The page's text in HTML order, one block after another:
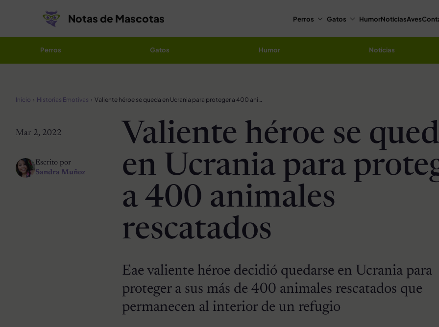
Notas de Mascotas Perros Gatos HumorNoticiasAves
Perros Gatos Humor Noticias
Inicio Historias Emotivas Valiente héroe se queda en Ucrania para proteger a 400 animales rescatados
Mar 2, 2022
Escrito por
Sandra Muñoz
Valiente héroe se
en Ucrania para
a 400 animales
rescatados
Eae valiente héroe decidió quedarse en Ucrania para
proteger a sus más de 400 animales rescatados que
permanecen al interior de un refugio